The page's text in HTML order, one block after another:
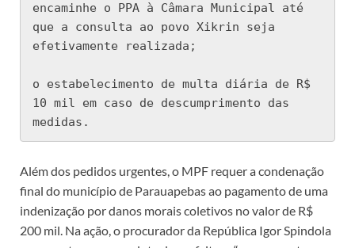
encaminhe o PPA à Câmara Municipal até
que a consulta ao povo Xikrin seja
efetivamente realizada;
o estabelecimento de multa diária de R$
10 mil em caso de descumprimento das
medidas.
Além dos pedidos urgentes, o MPF requer a condenação
final do município de Parauapebas ao pagamento de uma
indenização por danos morais coletivos no valor de R$
200 mil. Na ação, o procurador da República Igor Spindola